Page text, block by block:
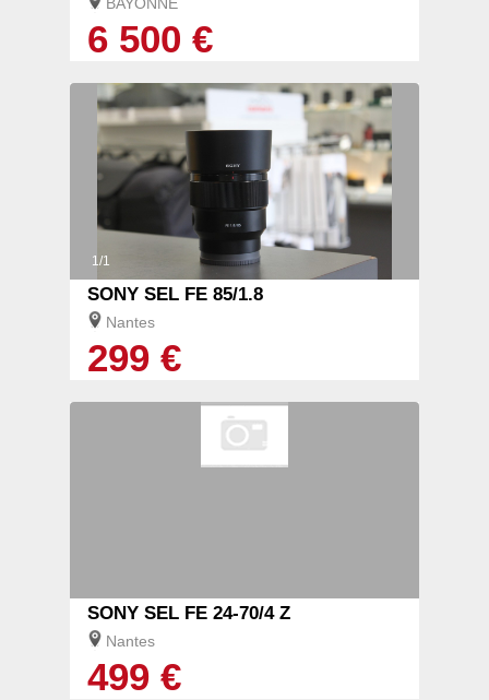
6 500 €
1/1
SONY SEL FE 85/1.8
Nantes
299 €
SONY SEL FE 24-70/4 Z
Nantes
499 €